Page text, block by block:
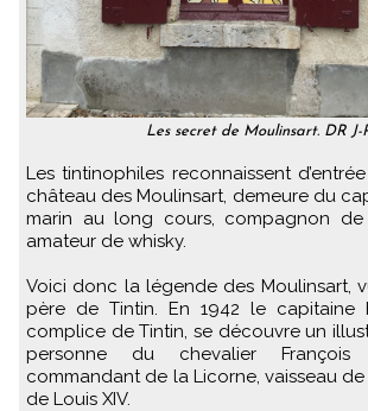
Les secret de Moulinsart. DR J-
Les tintinophiles reconnaissent d’entrée en Cheverny le
château des Moulinsart, demeure du
marin au long cours, compagnon
amateur de whisky.
Voici donc la légende des Moulinsart,
père de Tintin. En 1942 le capitaine
complice de Tintin, se découvre un
personne du chevalier François
commandant de la Licorne, vaisseau
de Louis XIV.